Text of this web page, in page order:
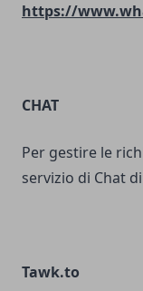
https://
CHAT
Per gestire le
servizio di Chat
Tawk.to